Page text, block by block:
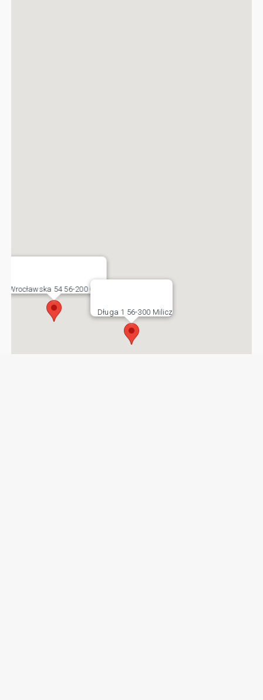
Długa 1 56-300 Milicz
Wrocławska 54 56-200 Góra